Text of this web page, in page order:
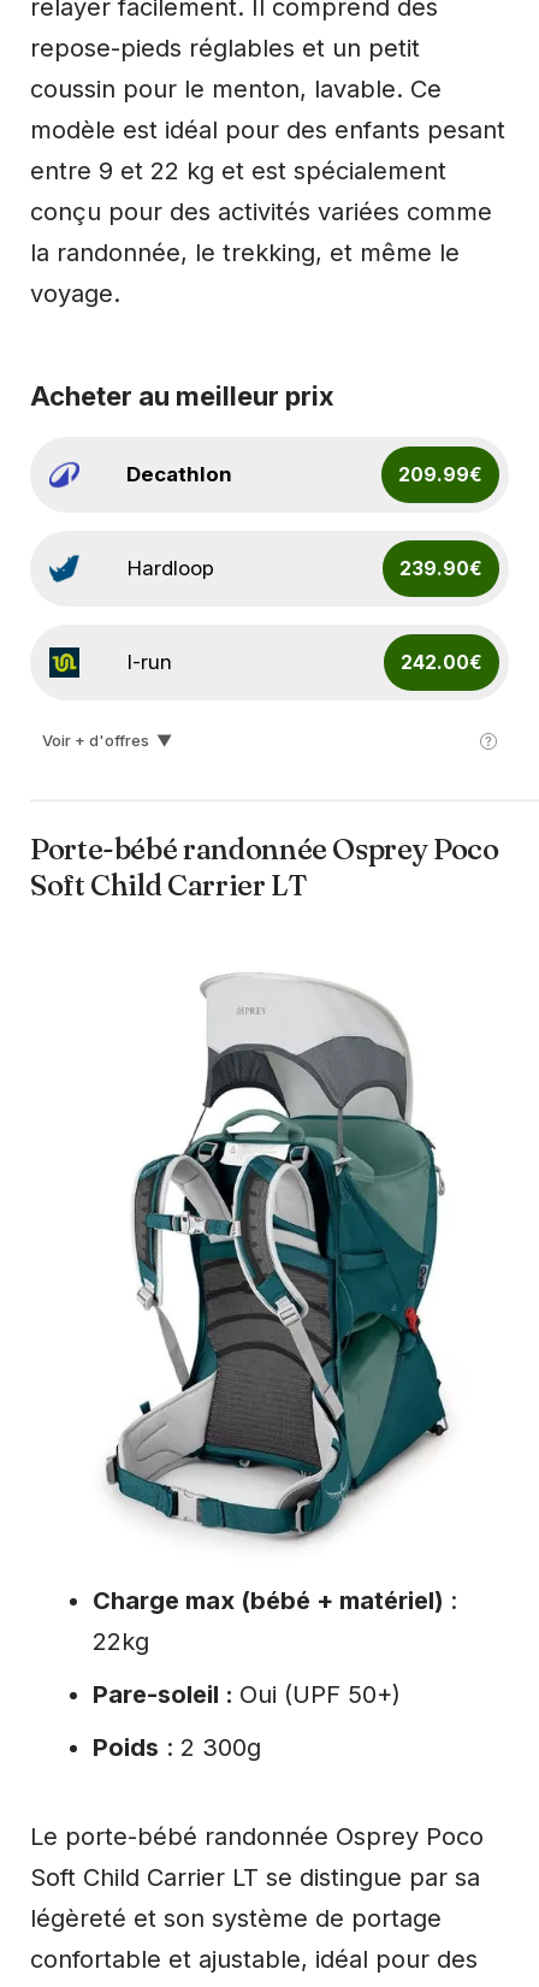
relayer facilement. Il comprend des
repose-pieds réglables et un petit
coussin pour le menton, lavable. Ce
modèle est idéal pour des enfants pesant
entre 9 et 22 kg et est spécialement
conçu pour des activités variées comme
la randonnée, le trekking, et même le
voyage.
Acheter au meilleur prix
Decathlon 209.99€
Hardloop 239.90€
I-run 242.00€
Voir + d'offres ▼
Porte-bébé randonnée Osprey Poco
Soft Child Carrier LT
Charge max (bébé + matériel) :
22kg
Pare-soleil : Oui (UPF 50+)
Poids : 2 300g
Le porte-bébé randonnée Osprey Poco
Soft Child Carrier LT se distingue par sa
légèreté et son système de portage
confortable et ajustable, idéal pour des